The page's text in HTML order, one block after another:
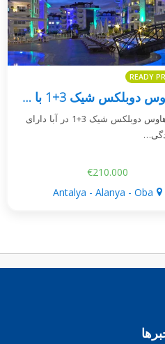
READY
پنت هاوس دوبلکس شیک 3+1 با چشم انداز دریا در آبا
این پنت هاوس دوبلکس شیک 3+1 در آبا دارای
€210.000
Antalya - Alanya - Oba